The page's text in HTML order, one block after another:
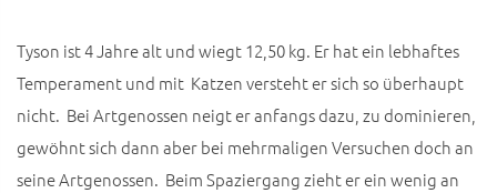
Tyson ist 4 Jahre alt und wiegt 12,50 kg. Er hat ein lebhaftes
Temperament und mit Katzen versteht er sich so überhaupt
nicht. Bei Artgenossen neigt er anfangs dazu, zu dominieren,
gewöhnt sich dann aber bei mehrmaligen Versuchen doch an
seine Artgenossen. Beim Spaziergang zieht er ein wenig an